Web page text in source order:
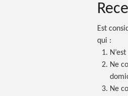
Est
qui :
Ne
Ne